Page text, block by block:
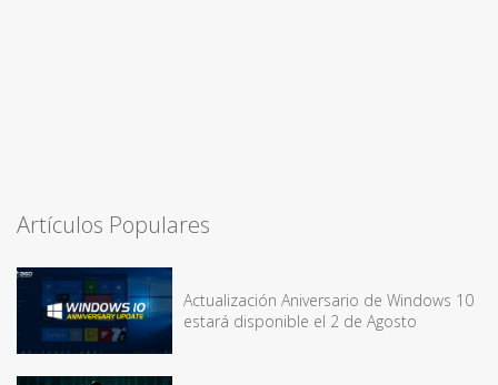
Artículos Populares
Actualización Aniversario de Windows 10
estará disponible el 2 de Agosto